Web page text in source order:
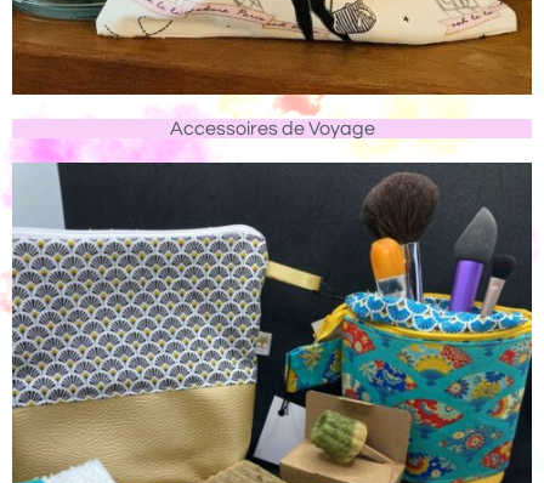
Accessoires de Voyage